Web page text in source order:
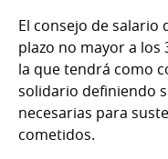
El consejo de salario
plazo no mayor a los
la que tendrá como
solidario definiendo
necesarias para
cometidos.